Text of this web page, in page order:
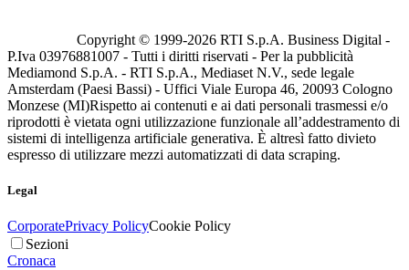
Copyright © 1999-2026 RTI S.p.A. Business Digital -
P.Iva 03976881007 - Tutti i diritti riservati - Per la pubblicità
Mediamond S.p.A. - RTI S.p.A., Mediaset N.V., sede legale
Amsterdam (Paesi Bassi) - Uffici Viale Europa 46, 20093 Cologno
Monzese (MI)Rispetto ai contenuti e ai dati personali trasmessi e/o
riprodotti è vietata ogni utilizzazione funzionale all’addestramento di
sistemi di intelligenza artificiale generativa. È altresì fatto divieto
espresso di utilizzare mezzi automatizzati di data scraping.
Legal
CorporatePrivacy PolicyCookie Policy
Sezioni
Cronaca